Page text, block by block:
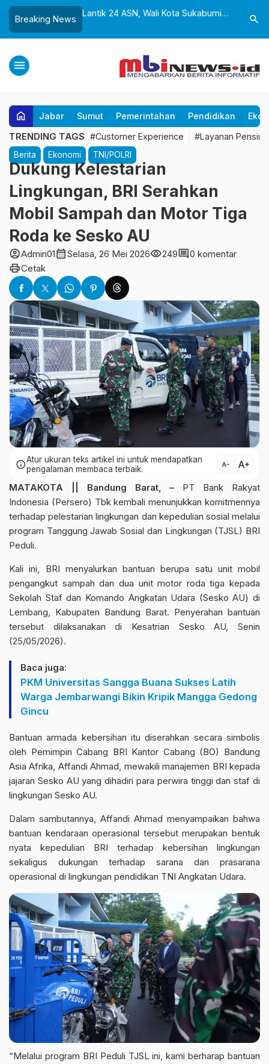
Breaking News
Diresmikan,
Pelestarian
Lantik 24 ASN, Wali Kota Sukabumi
Adaptif Teknologi Digital
untuk
search
menu
home Jabar Sumut Pemerintahan Pendidikan
TRENDING TAGS #Customer Experience #Layanan
Berita Ekonomi TNI/POLRI
Dukung Kelestarian
Lingkungan, BRI Serahkan
Mobil Sampah dan Motor Tiga
Roda ke Sesko AU
account_circleAdmin01calendar_monthSelasa, 26 Mei 2026visibility249comment0 komentar
printCetak
infoAtur ukuran teks artikel ini untuk mendapatkan
pengalaman membaca terbaik.
text_decrease text_increase
MATAKOTA || Bandung Barat, – PT Bank Rakyat
Indonesia (Persero) Tbk kembali menunjukkan komitmennya
terhadap pelestarian lingkungan dan kepedulian sosial melalui
program Tanggung Jawab Sosial dan Lingkungan (TJSL) BRI
Peduli.
Kali ini, BRI menyalurkan bantuan berupa satu unit mobil
pengangkut sampah dan dua unit motor roda tiga kepada
Sekolah Staf dan Komando Angkatan Udara (Sesko AU) di
Lembang, Kabupaten Bandung Barat. Penyerahan bantuan
tersebut dilaksanakan di Kesatrian Sesko AU, Senin
(25/05/2026).
Baca juga:
PKM Universitas Sangga Buana Sukses Latih
Warga Jembarwangi Bikin Kripik Mangga Gedong
Gincu
Bantuan armada kebersihan itu diserahkan secara simbolis
oleh Pemimpin Cabang BRI Kantor Cabang (BO) Bandung
Asia Afrika, Affandi Ahmad, mewakili manajemen BRI kepada
jajaran Sesko AU yang dihadiri para perwira tinggi dan staf di
lingkungan Sesko AU.
Dalam sambutannya, Affandi Ahmad menyampaikan bahwa
bantuan kendaraan operasional tersebut merupakan bentuk
nyata kepedulian BRI terhadap kebersihan lingkungan
sekaligus dukungan terhadap sarana dan prasarana
operasional di lingkungan pendidikan TNI Angkatan Udara.
“Melalui program BRI Peduli TJSL ini, kami berharap bantuan